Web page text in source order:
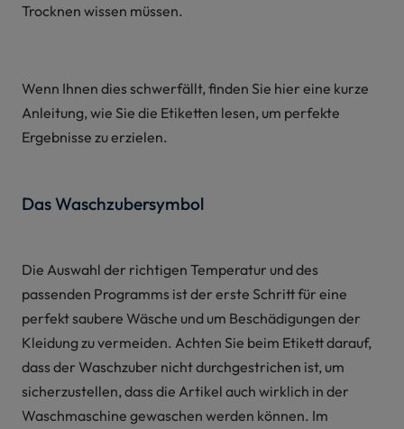
Trocknen wissen müssen.
Wenn Ihnen dies schwerfällt, finden Sie hier eine kurze
Anleitung, wie Sie die Etiketten lesen, um perfekte
Ergebnisse zu erzielen.
Das Waschzubersymbol
Die Auswahl der richtigen Temperatur und des
passenden Programms ist der erste Schritt für eine
perfekt saubere Wäsche und um Beschädigungen der
Kleidung zu vermeiden. Achten Sie beim Etikett darauf,
dass der Waschzuber nicht durchgestrichen ist, um
sicherzustellen, dass die Artikel auch wirklich in der
Waschmaschine gewaschen werden können. Im